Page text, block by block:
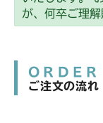
ミ
が、何卒ご理
ORDER
ご注文の流れ